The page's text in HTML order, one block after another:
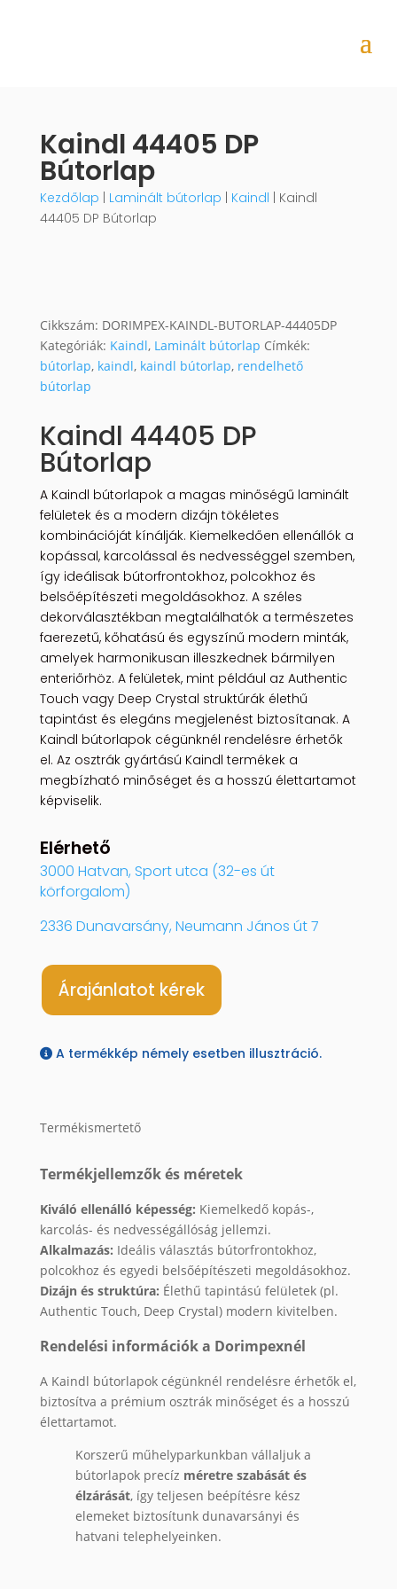
Kaindl 44405 DP
Bútorlap
Kezdőlap | Laminált bútorlap | Kaindl | Kaindl
44405 DP Bútorlap
Cikkszám: DORIMPEX-KAINDL-BUTORLAP-44405DP
Kategóriák: Kaindl, Laminált bútorlap Címkék:
bútorlap, kaindl, kaindl bútorlap, rendelhető
bútorlap
Kaindl 44405 DP
Bútorlap
A Kaindl bútorlapok a magas minőségű laminált
felületek és a modern dizájn tökéletes
kombinációját kínálják. Kiemelkedően ellenállók a
kopással, karcolással és nedvességgel szemben,
így ideálisak bútorfrontokhoz, polcokhoz és
belsőépítészeti megoldásokhoz. A széles
dekorválasztékban megtalálhatók a természetes
faerezetű, kőhatású és egyszínű modern minták,
amelyek harmonikusan illeszkednek bármilyen
enteriőrhöz. A felületek, mint például az Authentic
Touch vagy Deep Crystal struktúrák élethű
tapintást és elegáns megjelenést biztosítanak. A
Kaindl bútorlapok cégünknél rendelésre érhetők
el. Az osztrák gyártású Kaindl termékek a
megbízható minőséget és a hosszú élettartamot
képviselik.
Elérhető
3000 Hatvan, Sport utca (32-es út
körforgalom)
2336 Dunavarsány, Neumann János út 7
Árajánlatot kérek
A termékkép némely esetben illusztráció.
Termékismertető
Termékjellemzők és méretek
Kiváló ellenálló képesség: Kiemelkedő kopás-,
karcolás- és nedvességállóság jellemzi.
Alkalmazás: Ideális választás bútorfrontokhoz,
polcokhoz és egyedi belsőépítészeti megoldásokhoz.
Dizájn és struktúra: Élethű tapintású felületek (pl.
Authentic Touch, Deep Crystal) modern kivitelben.
Rendelési információk a Dorimpexnél
A Kaindl bútorlapok cégünknél rendelésre érhetők el,
biztosítva a prémium osztrák minőséget és a hosszú
élettartamot.
Korszerű műhelyparkunkban vállaljuk a
bútorlapok precíz méretre szabását és
élzárását, így teljesen beépítésre kész
elemeket biztosítunk dunavarsányi és
hatvani telephelyeinken.